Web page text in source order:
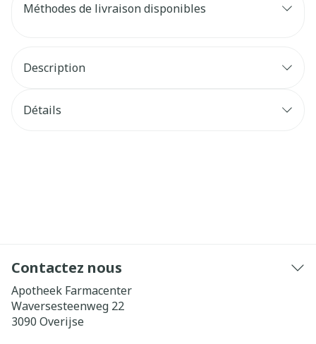
Méthodes de livraison disponibles
Description
Détails
Contactez nous
Apotheek Farmacenter
Waversesteenweg 22
3090 Overijse